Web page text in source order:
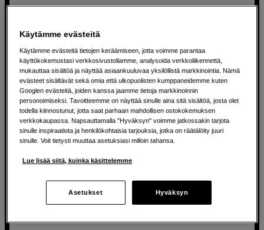
Ulanzi MT-79 2M Aluminium LED Light Tripod
Jalusta ja selfie-keppi
Maksimi korkeus 200 cm
Sopii puhelimeen, kameraan ja lamppuun
39 EUR
Käytämme evästeitä
Käytämme evästeitä tietojen keräämiseen, jotta voimme parantaa
käyttökokemustasi verkkosivustollamme, analysoida verkkoliikennettä,
mukauttaa sisältöä ja näyttää asiaankuuluvaa yksilöllistä markkinointia. Nämä
evästeet sisältävät sekä omia että ulkopuolisten kumppaneidemme kuten
Googlen evästeitä, joiden kanssa jaamme tietoja markkinoinnin
personoimiseksi. Tavoitteemme on näyttää sinulle aina sitä sisältöä, josta olet
todella kiinnostunut, jotta saat parhaan mahdollisen ostokokemuksen
verkkokaupassa. Napsauttamalla "Hyväksyn" voimme jatkossakin tarjota
sinulle inspiraatiota ja henkilökohtaisia tarjouksia, jotka on räätälöity juuri
sinulle. Voit tietysti muuttaa asetuksiasi milloin tahansa.
Lue lisää siitä, kuinka käsittelemme
Asetukset Hyväksyn